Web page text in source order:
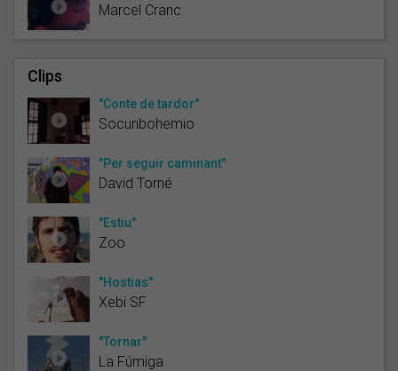
Marcel Cranc
Clips
"Conte de tardor"
Socunbohemio
"Per seguir caminant"
David Torné
"Estiu"
Zoo
"Hostias"
Xebi SF
"Tornar"
La Fúmiga